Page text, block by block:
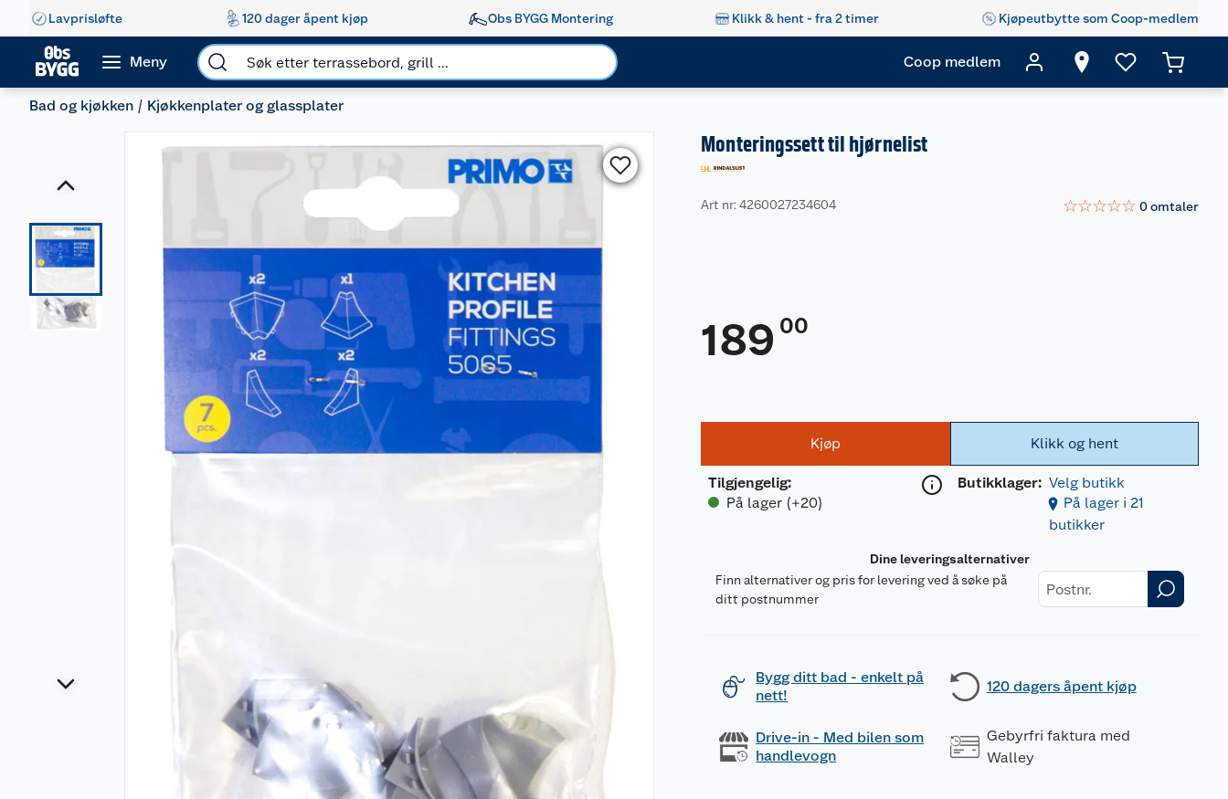
Lavprisløfte 120 dager åpent kjøp Obs BYGG Montering Klikk & hent - fra 2 timer Kjøpeutbytte som Coop-medlem
Meny Coop medlem
Bad og kjøkken Kjøkkenplater og glassplater
Monteringssett til hjørnelist
Art nr: 4260027234604 ☆☆☆☆☆ 0omtaler
189 00
Kjøp
Tilgjengelig:
På lager (+20)
Klikk og hent
Butikklager: Velg butikk
På lager i 21
butikker
Dine leveringsalternativer
Finn alternativer og pris for levering ved å søke på
ditt postnummer
Bygg ditt bad - enkelt på
nett!
120 dagers åpent kjøp
Drive-in - Med bilen som
handlevogn
Gebyrfri faktura med
Walley